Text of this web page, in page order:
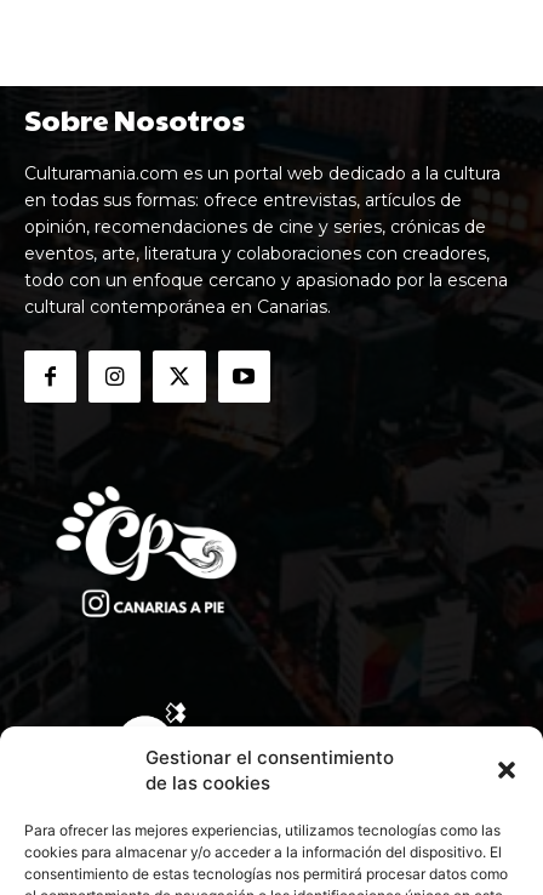
Gestionar el consentimiento
de las cookies
Para ofrecer las mejores experiencias, utilizamos tecnologías como las
cookies para almacenar y/o acceder a la información del dispositivo. El
consentimiento de estas tecnologías nos permitirá procesar datos como
Sobre Nosotros
Culturamania.com es un portal web dedicado a la cultura
en todas sus formas: ofrece entrevistas, artículos de
opinión, recomendaciones de cine y series, crónicas de
eventos, arte, literatura y colaboraciones con creadores,
todo con un enfoque cercano y apasionado por la escena
cultural contemporánea en Canarias.